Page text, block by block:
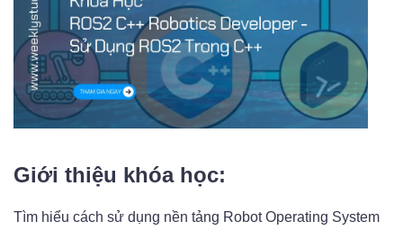
Giới thiệu khóa học:
Tìm hiểu cách sử dụng nền tảng Robot Operating System